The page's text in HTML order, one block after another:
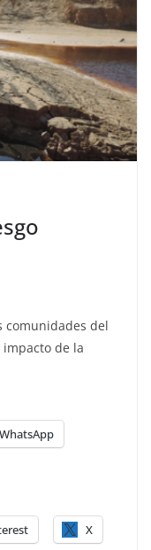
comunidades del
de la
WhatsApp
X